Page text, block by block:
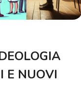
E NUOVI